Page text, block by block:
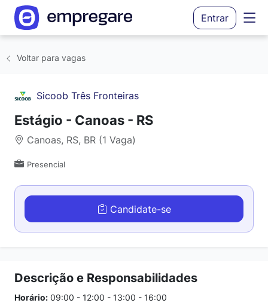
Entrar
Voltar para vagas
Sicoob Três Fronteiras
Estágio - Canoas - RS
Canoas, RS, BR (1 Vaga)
Presencial
Candidate-se
Descrição e Responsabilidades
Horário: 09:00 - 12:00 - 13:00 - 16:00